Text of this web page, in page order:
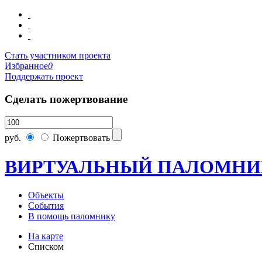
Стать участником проекта
Избранное0
Поддержать проект
Сделать пожертвование
руб. Пожертвовать
ВИРТУАЛЬНЫЙ
Объекты
События
В помощь паломнику
На карте
Списком